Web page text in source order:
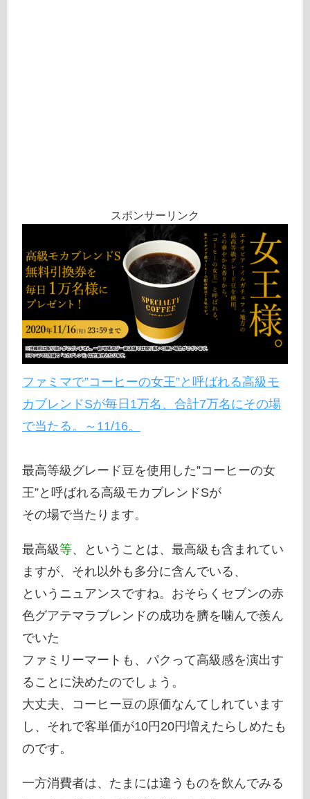
スポンサーリンク
ファミマで”コーヒーの女王”と呼ばれる高級モ
カブレンドSが毎日1万名、合計7万名にその場
で当たる。～11/16。
最高等級グレード豆を使用した”コーヒーの女
王”と呼ばれる高級モカブレンドSが
その場で当たります。
最高級等、ということは、最高級も含まれてい
ますが、それ以外も多分に含んでいる、
というニュアンスですね。おそらくセブンの赤
色グアテマラブレンドの成功を臍を噛んで羨ん
でいた
ファミリーマートも、パクって高級感を演出す
ることに決めたのでしょう。
大丈夫、コーヒー豆の原価なんてしれています
し、それで客単価が10円20円増えたらしめたも
のです。
一方消費者は、たまには違うものを飲んでみる